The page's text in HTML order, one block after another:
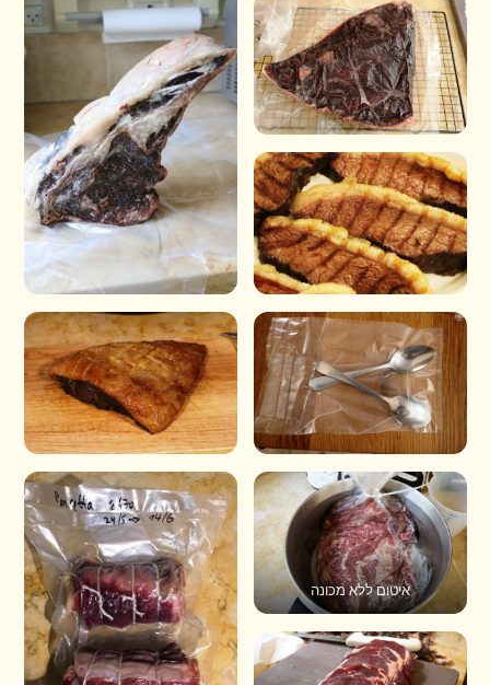
איטום ללא מכונה